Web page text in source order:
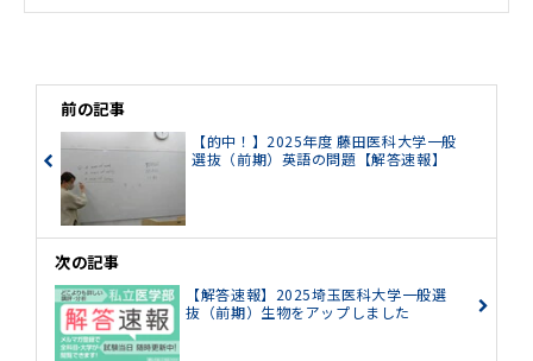
前の記事
【的中！】2025年度 藤田医科大学一般
選抜（前期）英語の問題【解答速報】
次の記事
【解答速報】2025埼玉医科大学一般選
抜（前期）生物をアップしました